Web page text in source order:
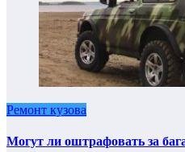
Ремонт кузова
Могут ли оштрафовать за